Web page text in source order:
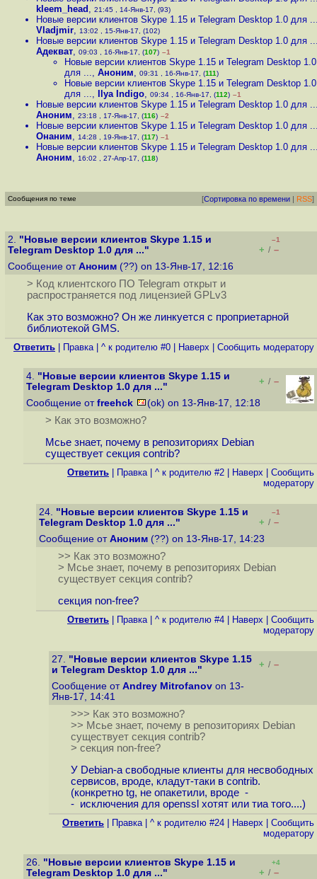
kleem_head , 21:45 , 14-Янв-17, (93)
Новые версии клиентов Skype 1.15 и Telegram Desktop 1.0 для
Vladjmir, 13:02 , 15-Янв-17, (102)
Новые версии клиентов Skype 1.15 и Telegram Desktop 1.0 для
Адекват, 09:03 , 16-Янв-17, (107) –1
Новые версии клиентов Skype 1.15 и Telegram Desktop 1.0
для ..., Аноним, 09:31 , 16-Янв-17, (111)
Новые версии клиентов Skype 1.15 и Telegram Desktop 1.0
для ..., Ilya Indigo, 09:34 , 16-Янв-17, (112) –1
Новые версии клиентов Skype 1.15 и Telegram Desktop 1.0 для
Аноним, 23:18 , 17-Янв-17, (116) –2
Новые версии клиентов Skype 1.15 и Telegram Desktop 1.0 для
Онаним, 14:28 , 19-Янв-17, (117) –1
Новые версии клиентов Skype 1.15 и Telegram Desktop 1.0 для
Аноним, 16:02 , 27-Апр-17, (118)
Сообщения по теме [Сортировка по времени | RSS]
2. "Новые версии клиентов Skype 1.15 и
Telegram Desktop 1.0 для ..."
–1
+ / –
Сообщение от Аноним (??) on 13-Янв-17, 12:16
> Код клиентского ПО Telegram открыт и
распространяется под лицензией GPLv3
Как это возможно? Он же линкуется с проприетарной
библиотекой GMS.
Ответить Правка| ^ к родителю #0 Наверх Cообщить модератору
4. "Новые версии клиентов Skype 1.15 и
Telegram Desktop 1.0 для ..."
+ / –
Сообщение от freehck (ok) on 13-Янв-17, 12:18
> Как это возможно?
Мсье знает, почему в репозиториях Debian
существует секция contrib?
Ответить Правка| ^ к родителю #2 Наверх
Cообщить
модератору
24. "Новые версии клиентов Skype 1.15 и
Telegram Desktop 1.0 для ..."
–1
+ / –
Сообщение от Аноним (??) on 13-Янв-17, 14:23
>> Как это возможно?
> Мсье знает, почему в репозиториях Debian
существует секция contrib?
секция non-free?
Ответить Правка| ^ к родителю #4 Наверх
Cообщить
модератору
27. "Новые версии клиентов Skype 1.15
и Telegram Desktop 1.0 для ..."
+ / –
Сообщение от Andrey Mitrofanov on 13-
Янв-17, 14:41
>>> Как это возможно?
>> Мсье знает, почему в репозиториях Debian
существует секция contrib?
> секция non-free?
У Debian-а свободные клиенты для несвободных
сервисов, вроде, кладут-таки в contrib.
(конкретно tg, не опакетили, вроде -
- исключения для openssl хотят или тиа того....)
Ответить Правка| ^ к родителю #24 Наверх
Cообщить
модератору
26. "Новые версии клиентов Skype 1.15 и
Telegram Desktop 1.0 для ..."
+4
+ / –